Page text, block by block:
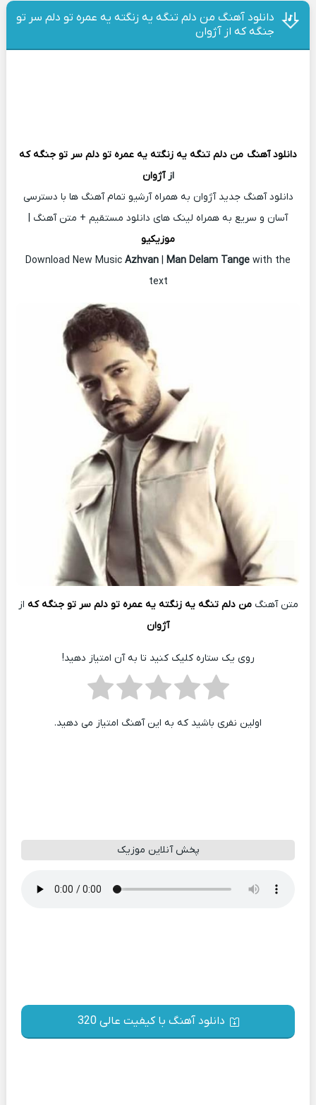
دانلود آهنگ من دلم تنگه یه زنگته یه عمره تو دلم سر تو
جنگه که از آژوان
دانلود آهنگ من دلم تنگه یه زنگته یه عمره تو دلم سر تو جنگه که
ازآژوان
دانلود آهنگ جدید آژوان به همراه آرشیو تمام آهنگ ها با دسترسی
آسان و سریع به همراه لینک های دانلود مستقیم + متن آهنگ |
موزیکیو
Download New Music Azhvan | Man Delam Tange with the
text
متن آهنگ من دلم تنگه یه زنگته یه عمره تو دلم سر تو جنگه که از
آژوان
روی یک ستاره کلیک کنید تا به آن امتیاز دهید!
اولین نفری باشید که به این آهنگ امتیاز می دهید.
پخش آنلاین موزیک
دانلود آهنگ با کیفیت عالی 320